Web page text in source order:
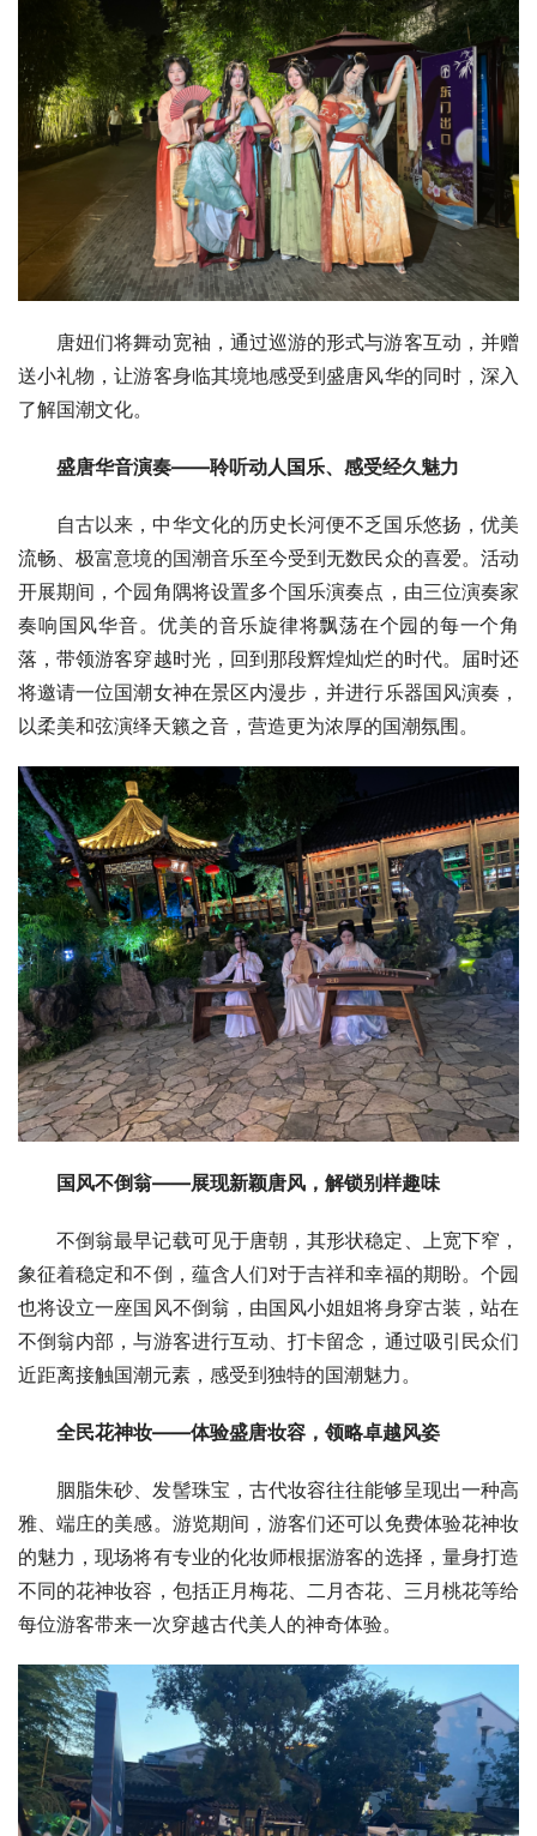
唐妞们将舞动宽袖，通过巡游的形式与游客互动，并赠
送小礼物，让游客身临其境地感受到盛唐风华的同时，深入
了解国潮文化。
盛唐华音演奏——聆听动人国乐、感受经久魅力
自古以来，中华文化的历史长河便不乏国乐悠扬，优美
流畅、极富意境的国潮音乐至今受到无数民众的喜爱。活动
开展期间，个园角隅将设置多个国乐演奏点，由三位演奏家
奏响国风华音。优美的音乐旋律将飘荡在个园的每一个角
落，带领游客穿越时光，回到那段辉煌灿烂的时代。届时还
将邀请一位国潮女神在景区内漫步，并进行乐器国风演奏，
以柔美和弦演绎天籁之音，营造更为浓厚的国潮氛围。
国风不倒翁——展现新颖唐风，解锁别样趣味
不倒翁最早记载可见于唐朝，其形状稳定、上宽下窄，
象征着稳定和不倒，蕴含人们对于吉祥和幸福的期盼。个园
也将设立一座国风不倒翁，由国风小姐姐将身穿古装，站在
不倒翁内部，与游客进行互动、打卡留念，通过吸引民众们
近距离接触国潮元素，感受到独特的国潮魅力。
全民花神妆——体验盛唐妆容，领略卓越风姿
胭脂朱砂、发髻珠宝，古代妆容往往能够呈现出一种高
雅、端庄的美感。游览期间，游客们还可以免费体验花神妆
的魅力，现场将有专业的化妆师根据游客的选择，量身打造
不同的花神妆容，包括正月梅花、二月杏花、三月桃花等给
每位游客带来一次穿越古代美人的神奇体验。